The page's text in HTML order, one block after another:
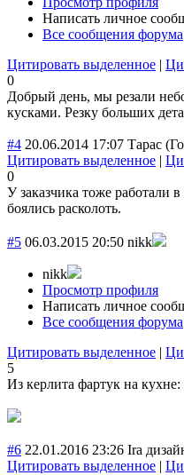
Написать личное
Все сообщения форума
Цитировать выделенное |
0
Добрый день, мы резали
кусками. Резку больших
#4 20.06.2014 17:07 Тарас
Цитировать выделенное |
0
У заказчика тоже работали
боялись расколоть.
#5 06.03.2015 20:50 nikk
nikk
Просмотр профиля
Написать личное
Все сообщения форума
Цитировать выделенное |
5
Из керлита фартук на кухне:
#6 22.01.2016 23:26 Ira
Цитировать выделенное |